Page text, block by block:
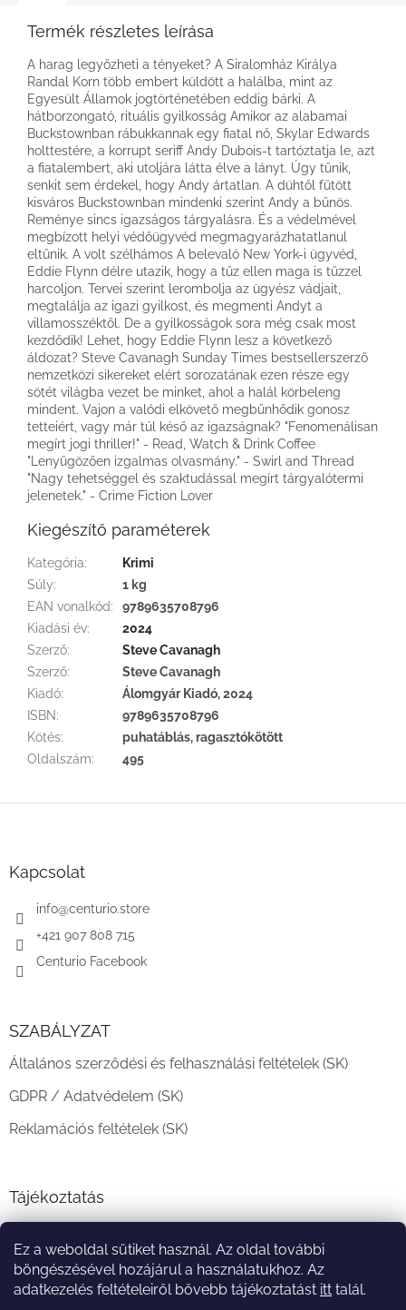
Ez a weboldal sütiket használ. Az oldal további
böngészésével hozájárul a használatukhoz. Az
adatkezelés feltételeiről bővebb tájékoztatást itt talál.
Termék részletes leírása
A harag legyőzheti a tényeket? A Siralomház Királya
Randal Korn több embert küldött a halálba, mint az
Egyesült Államok jogtörténetében eddig bárki. A
hátborzongató, rituális gyilkosság Amikor az alabamai
Buckstownban rábukkannak egy fiatal nő, Skylar Edwards
holttestére, a korrupt seriff Andy Dubois-t tartóztatja le, azt
a fiatalembert, aki utoljára látta élve a lányt. Úgy tűnik,
senkit sem érdekel, hogy Andy ártatlan. A dühtől fűtött
kisváros Buckstownban mindenki szerint Andy a bűnös.
Reménye sincs igazságos tárgyalásra. És a védelmével
megbízott helyi védőügyvéd megmagyarázhatatlanul
eltűnik. A volt szélhámos A belevaló New York-i ügyvéd,
Eddie Flynn délre utazik, hogy a tűz ellen maga is tűzzel
harcoljon. Tervei szerint lerombolja az ügyész vádjait,
megtalálja az igazi gyilkost, és megmenti Andyt a
villamosszéktől. De a gyilkosságok sora még csak most
kezdődik! Lehet, hogy Eddie Flynn lesz a következő
áldozat? Steve Cavanagh Sunday Times bestsellerszerző
nemzetközi sikereket elért sorozatának ezen része egy
sötét világba vezet be minket, ahol a halál körbeleng
mindent. Vajon a valódi elkövető megbűnhődik gonosz
tetteiért, vagy már túl késő az igazságnak? "Fenomenálisan
megírt jogi thriller!" - Read, Watch & Drink Coffee
"Lenyűgözően izgalmas olvasmány." - Swirl and Thread
"Nagy tehetséggel és szaktudással megírt tárgyalótermi
jelenetek." - Crime Fiction Lover
Kiegészítő paraméterek
Kategória:
Krimi
Súly:
1 kg
EAN vonalkód:
9789635708796
Kiadási év:
2024
Szerző:
Steve Cavanagh
Szerző:
Steve Cavanagh
Kiadó:
Álomgyár Kiadó, 2024
ISBN:
9789635708796
Kötés:
puhatáblás, ragasztókötött
Oldalszám: 495
Kapcsolat
info@centurio.store
+421 907 808 715
Centurio Facebook
SZABÁLYZAT
Általános szerződési és felhasználási feltételek (SK)
GDPR / Adatvédelem (SK)
Reklamációs feltételek (SK)
Tájékoztatás
A vásárlás menete